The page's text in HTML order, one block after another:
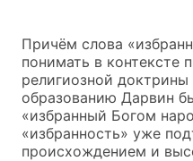
Причём слова
понимать в контексте
религиозной
образованию Дарвин
«избранный Богом
«избранность» уже
происхождением и